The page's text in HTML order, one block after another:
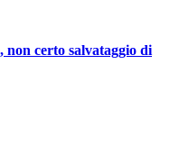
certo salvataggio di